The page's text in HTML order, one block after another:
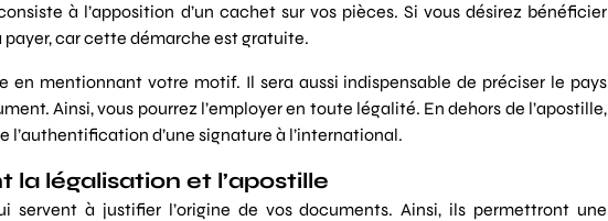
à l’apposition d’un cachet sur vos pièces. Si vous désirez bénéficier
payer, car cette démarche est gratuite.
mentionnant votre motif. Il sera aussi indispensable de préciser le pays
Ainsi, vous pourrez l’employer en toute légalité. En dehors de l’apostille,
d’une signature à l’international.
légalisation et l’apostille
servent à justifier l’origine de vos documents. Ainsi, ils permettront une